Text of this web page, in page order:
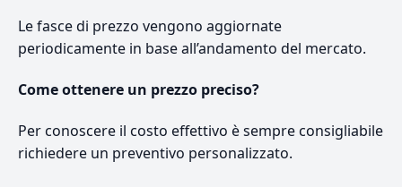
Le fasce di prezzo vengono aggiornate
periodicamente in base all’andamento del mercato.
Come ottenere un prezzo preciso?
Per conoscere il costo effettivo è sempre consigliabile
richiedere un preventivo personalizzato.